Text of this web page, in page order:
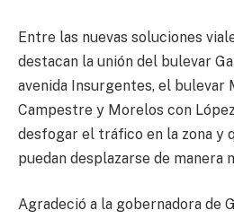
Entre las nuevas soluciones
destacan la unión del bulevar
avenida Insurgentes, el bulevar
Campestre y Morelos con
desfogar el tráfico en la zona y
puedan desplazarse de manera
Agradeció a la gobernadora de